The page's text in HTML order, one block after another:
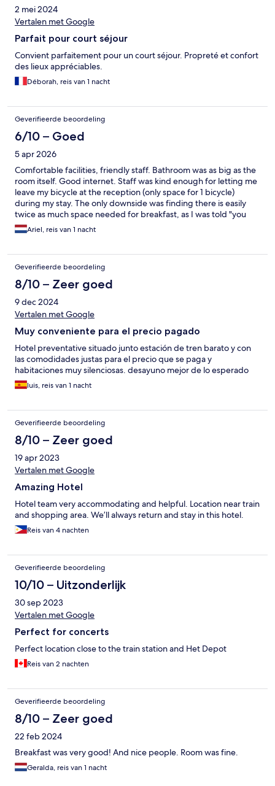
2 mei 2024
Vertalen met Google
Parfait pour court séjour
Convient parfaitement pour un court séjour. Propreté et confort
des lieux appréciables.
Déborah, reis van 1 nacht
Geverifieerde beoordeling
6/10 – Goed
5 apr 2026
Comfortable facilities, friendly staff. Bathroom was as big as the
room itself. Good internet. Staff was kind enough for letting me
leave my bicycle at the reception (only space for 1 bicycle)
during my stay. The only downside was finding there is easily
twice as much space needed for breakfast, as I was told "you
can wait or we can find a free seat in a table in use", I was
basically told to sit with any other family as there wasn't enough
having breakfast
Ariel, reis van 1 nacht
Geverifieerde beoordeling
8/10 – Zeer goed
9 dec 2024
Vertalen met Google
Muy conveniente para el precio pagado
Hotel preventative situado junto estación de tren barato y con
las comodidades justas para el precio que se paga y
habitaciones muy silenciosas. desayuno mejor de lo esperado
luis, reis van 1 nacht
Geverifieerde beoordeling
8/10 – Zeer goed
19 apr 2023
Vertalen met Google
Amazing Hotel
Hotel team very accommodating and helpful. Location near train
and shopping area. We’ll always return and stay in this hotel.
Reis van 4 nachten
Geverifieerde beoordeling
10/10 – Uitzonderlijk
30 sep 2023
Vertalen met Google
Perfect for concerts
Perfect location close to the train station and Het Depot
Reis van 2 nachten
Geverifieerde beoordeling
8/10 – Zeer goed
22 feb 2024
Breakfast was very good! And nice people. Room was fine.
Geralda, reis van 1 nacht